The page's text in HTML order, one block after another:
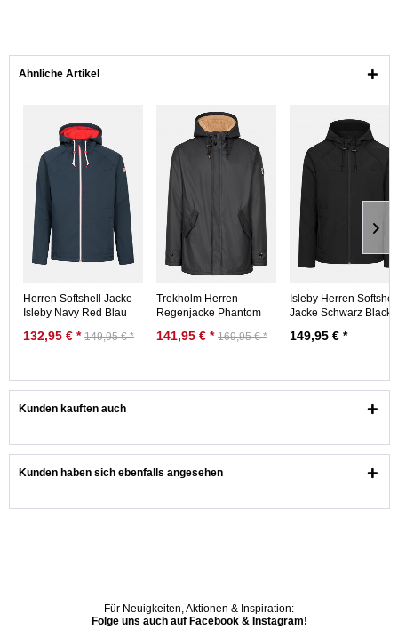
Ähnliche Artikel
Herren Softshell Jacke
Isleby Navy Red Blau
132,95 € * 149,95 € *
Trekholm Herren
Regenjacke Phantom
Gefüttert
141,95 € * 169,95 € *
Isleby Herren Softshell
Jacke Schwarz Black
149,95 € *
Kunden kauften auch
Kunden haben sich ebenfalls angesehen
Für Neuigkeiten, Aktionen & Inspiration:
Folge uns auch auf Facebook & Instagram!